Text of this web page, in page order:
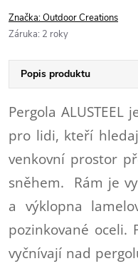
Značka:Outdoor Creations
Záruka: 2 roky
Popis produktu
Pergola
pro lidi, kteří
venkovní prostor
sněhem. Rám je
a výklopna
pozinkované oceli.
vyčnívají nad